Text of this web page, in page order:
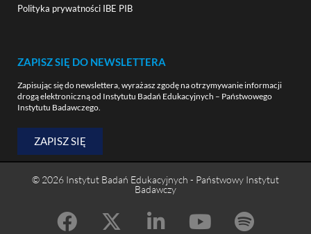
Polityka prywatności IBE PIB
ZAPISZ SIĘ DO NEWSLETTERA
Zapisując się do newslettera, wyrażasz zgodę na otrzymywanie informacji
drogą elektroniczną od Instytutu Badań Edukacyjnych – Państwowego
Instytutu Badawczego.
ZAPISZ SIĘ
© 2026 Instytut Badań Edukacyjnych - Państwowy Instytut
Badawczy